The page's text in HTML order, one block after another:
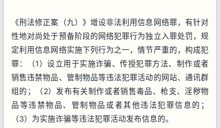
《刑法修正案（九）》增设非法利用信息网络罪，有针对
性地对尚处于预备阶段的网络犯罪行为独立入罪处罚，规
定利用信息网络实施下列行为之一，情节严重的，构成犯
罪：（1）设立用于实施诈骗、传授犯罪方法、制作或者
销售违禁物品、管制物品等违法犯罪活动的网站、通讯群
组的；（2）发布有关制作或者销售毒品、枪支、淫秽物
品等违禁物品、管制物品或者其他违法犯罪信息的；
（3）为实施诈骗等违法犯罪活动发布信息的。